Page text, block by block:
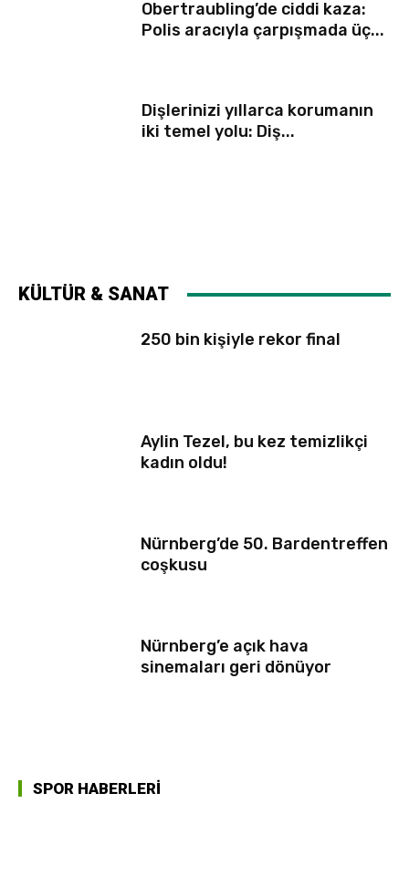
Obertraubling’de ciddi kaza:
Polis aracıyla çarpışmada üç...
Dişlerinizi yıllarca korumanın
iki temel yolu: Diş...
KÜLTÜR & SANAT
250 bin kişiyle rekor final
Aylin Tezel, bu kez temizlikçi
kadın oldu!
Nürnberg’de 50. Bardentreffen
coşkusu
Nürnberg’e açık hava
sinemaları geri dönüyor
SPOR HABERLERİ